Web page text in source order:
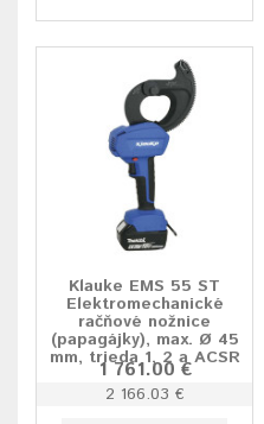
Klauke EMS 55 ST
Elektromechanické
račňové nožnice
(papagájky), max. Ø 45
mm, trieda 1, 2 a ACSR
1 761.00 €
2 166.03 €